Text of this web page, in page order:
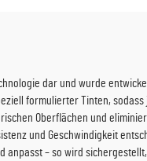
dar und wurde
formulierter Tinten,
Oberflächen und
und Geschwindigkeit
– so wird